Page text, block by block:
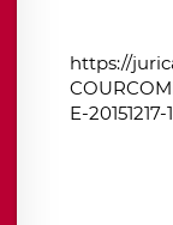
https://
E-20151217-